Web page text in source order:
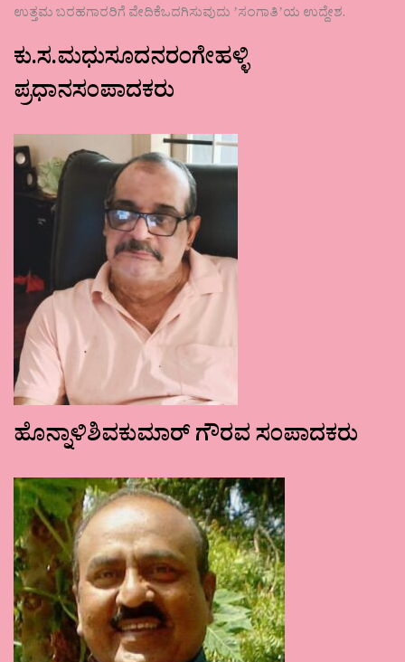
ಉತ್ತಮ ಬರಹಗಾರರಿಗೆ ವೇದಿಕೆಒದಗಿಸುವುದು ʼಸಂಗಾತಿʼಯ ಉದ್ದೇಶ.
ಕು.ಸ.ಮಧುಸೂದನರಂಗೇಹಳ್ಳಿ
ಪ್ರಧಾನಸಂಪಾದಕರು
ಹೊನ್ನಾಳಿಶಿವಕುಮಾರ್ ಗೌರವ ಸಂಪಾದಕರು